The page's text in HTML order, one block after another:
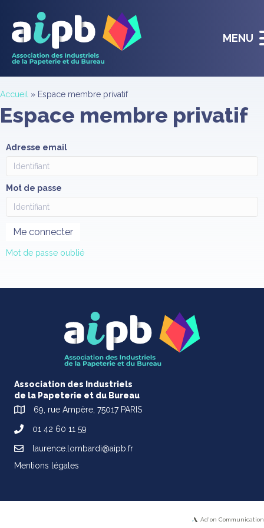
MENU
Accueil » Espace membre privatif
Espace membre privatif
Adresse email
Mot de passe
Mot de passe oublié
Association des Industriels
de la Papeterie et du Bureau
69, rue Ampère, 75017 PARIS
01 42 60 11 59
laurence.lombardi@aipb.fr
Mentions légales
Ad'on Communication